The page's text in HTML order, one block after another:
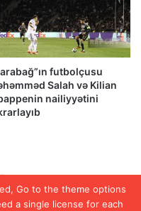
Go to the theme options
a single license for each
futbolçusu
Salah və Kilian
nailiyyətini
.